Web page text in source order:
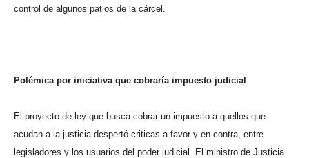
control de algunos patios de la cárcel.
Polémica por iniciativa que cobraría impuesto judicial
El proyecto de ley que busca cobrar un impuesto a quellos que
acudan a la justicia despertó criticas a favor y en contra, entre
legisladores y los usuarios del poder judicial. El ministro de Justicia